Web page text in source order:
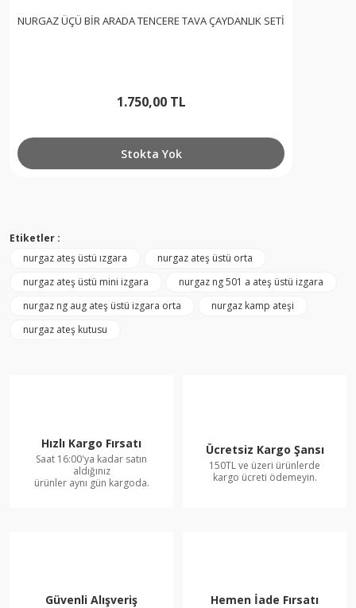
NURGAZ ÜÇÜ BİR ARADA TENCERE TAVA ÇAYDANLIK SETİ
1.750,00 TL
Stokta Yok
Etiketler :
nurgaz ateş üstü ızgara
nurgaz ateş üstü orta
nurgaz ateş üstü mini izgara
nurgaz ng 501 a ateş üstü izgara
nurgaz ng aug ateş üstü izgara orta
nurgaz kamp ateşi
nurgaz ateş kutusu
Hızlı Kargo Fırsatı
Saat 16:00'ya kadar satın
aldığınız
ürünler aynı gün kargoda.
Ücretsiz Kargo Şansı
150TL ve üzeri ürünlerde
kargo ücreti ödemeyin.
Güvenli Alışveriş Hemen İade Fırsatı